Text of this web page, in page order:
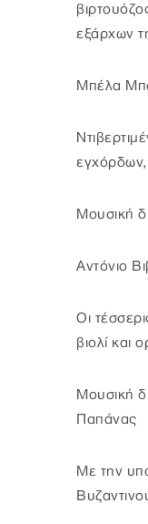
εξάρχων
Μπέλα
εγχόρδων,
Μουσική
Αντόνιο
Οι
βιολί και
Μουσική
Παπάνας
Με την